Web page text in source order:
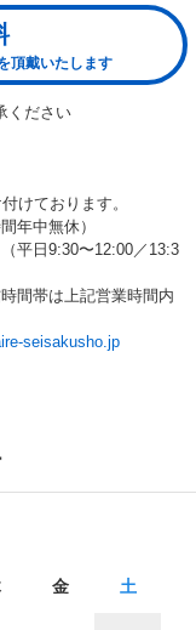
頂戴いたします
ください
けております。
年中無休）
平日9:30〜12:00／13:3
間帯は上記営業時間内
seisakusho.jp
金 土